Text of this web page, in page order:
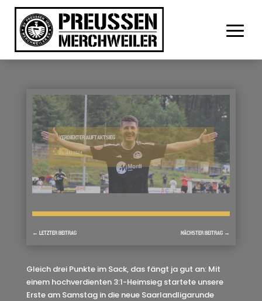
VERDIENTER AUFTAKTSIEG
29. JULI 2024
← LETZTER BEITRAG NÄCHSTER BEITRAG →
Gleich drei Punkte im Sack, das fängt ja gut an: Mit
einem hochverdienten 3:1-Heimsieg startete unsere
Erste am Samstag in die neue Saarlandligarunde